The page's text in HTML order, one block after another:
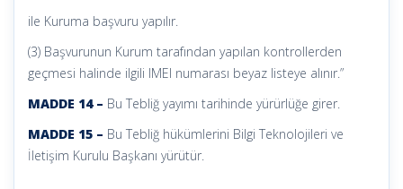
ile Kuruma başvuru yapılır.
(3) Başvurunun Kurum tarafından yapılan kontrollerden
geçmesi halinde ilgili IMEI numarası beyaz listeye alınır.”
MADDE 14 – Bu Tebliğ yayımı tarihinde yürürlüğe girer.
MADDE 15 – Bu Tebliğ hükümlerini Bilgi Teknolojileri ve
İletişim Kurulu Başkanı yürütür.